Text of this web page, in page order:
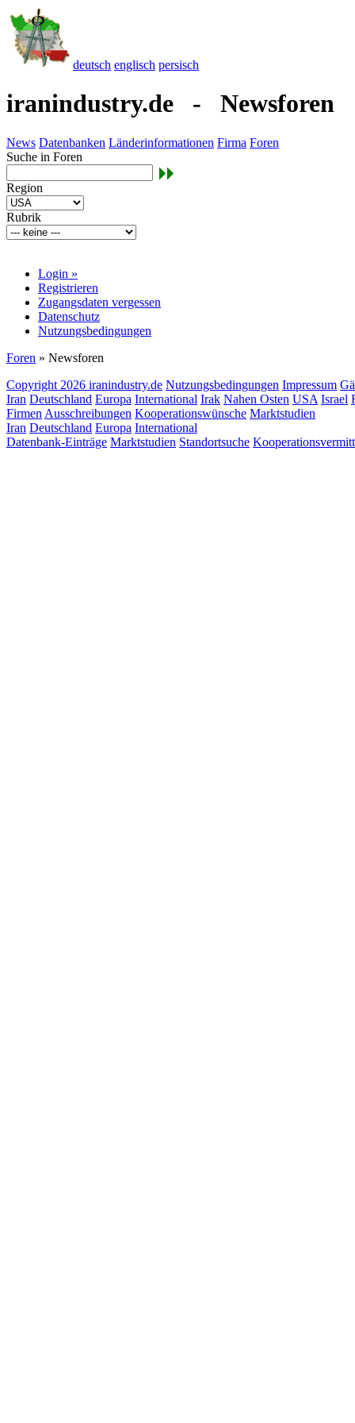
deutsch englisch persisch
iranindustry.de - Newsforen
News Datenbanken Länderinformationen Firma Foren
Suche in Foren
Region
Rubrik
Login »
Registrieren
Zugangsdaten vergessen
Datenschutz
Nutzungsbedingungen
Foren » Newsforen
Copyright 2026 iranindustry.de Nutzungsbedingungen Impressum
Iran Deutschland Europa International Irak Nahen Osten USA Israel
Firmen Ausschreibungen Kooperationswünsche Marktstudien
Iran Deutschland Europa International
Datenbank-Einträge Marktstudien Standortsuche